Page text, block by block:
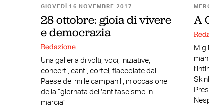
GIOVEDÌ 16 NOVEMBRE 2017
28 ottobre: gioia di vivere
e democrazia
Redazione
Una galleria di volti, voci, iniziative,
concerti, canti, cortei, fiaccolate dal
Paese dei mille campanili, in occasione
della “giornata dell’antifascismo in
marcia”
A